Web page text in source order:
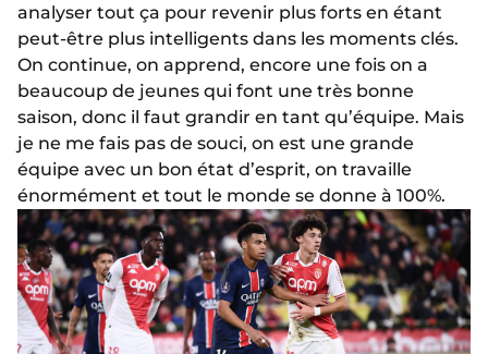
analyser tout ça pour revenir plus forts en étant
peut-être plus intelligents dans les moments clés.
On continue, on apprend, encore une fois on a
beaucoup de jeunes qui font une très bonne
saison, donc il faut grandir en tant qu’équipe. Mais
je ne me fais pas de souci, on est une grande
équipe avec un bon état d’esprit, on travaille
énormément et tout le monde se donne à 100%.